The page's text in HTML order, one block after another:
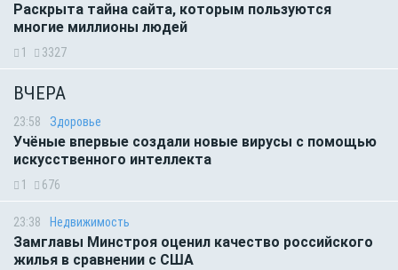
Раскрыта тайна сайта, которым пользуются
многие миллионы людей
1 3327
ВЧЕРА
23:58 Здоровье
Учёные впервые создали новые вирусы с помощью
искусственного интеллекта
1 676
23:38 Недвижимость
Замглавы Минстроя оценил качество российского
жилья в сравнении с США